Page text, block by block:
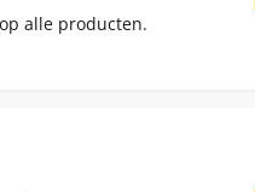
alle producten.